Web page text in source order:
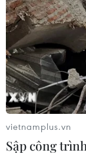
#Blackbery 10
Theo dõi
vietnamplus.vn
Sập công